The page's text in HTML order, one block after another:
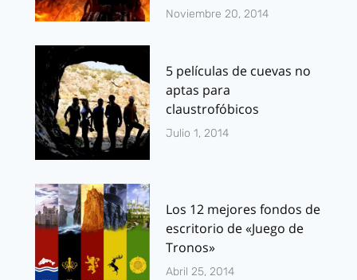
Noviembre 20, 2014
5 películas de cuevas no
aptas para
claustrofóbicos
Julio 1, 2014
Los 12 mejores fondos de
escritorio de «Juego de
Tronos»
Abril 25, 2014